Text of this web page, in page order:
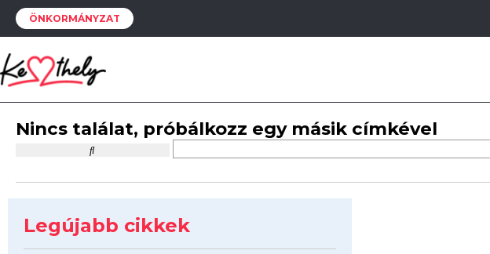
ÖNKORMÁNYZAT
Nincs találat, próbálkozz egy másik címkével
Legújabb cikkek